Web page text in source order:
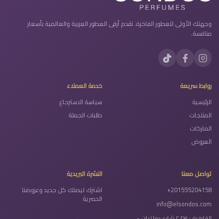
وجهتك الأولى للعطور الفاخرة. نقدم أرقى العطور العربية والعالمية بأسعار
منافسة.
روابط سريعة
الرئيسية
المنتجات
الماركات
العروض
خدمة العملاء
سياسة الاسترجاع
طلبات الجملة
تواصل معنا
+201555204158
info@elsondos.com
النشرة البريدية
اشترك ليصلك كل جديد وعروضنا
الحصرية